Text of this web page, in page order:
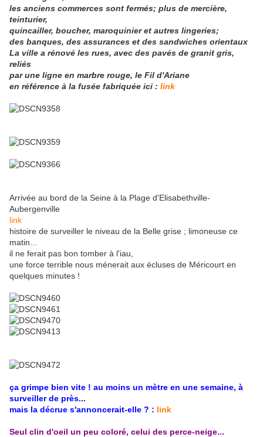
les anciens commerces sont fermés; plus de mercière,
teinturier,
quincailler, boucher, maroquinier et autres lingeries;
des banques, des assurances et des sandwiches orientaux
La ville a rénové les rues, avec des pavés de granit gris,
reliés
par une ligne en marbre rouge, le Fil d'Ariane
en référence à la fusée fabriquée ici : link
Arrivée au bord de la Seine à la Plage d'Elisabethville-
Aubergenville
link
histoire de surveiller le niveau de la Belle grise ; limoneuse ce
matin...
il ne ferait pas bon tomber à l'iau,
une force terrible nous ménerait aux écluses de Méricourt en
quelques minutes !
ça grimpe bien vite ! au moins un mètre en une semaine, à
surveiller de près...
mais la décrue s'annoncerait-elle ? : link
Seul clin d'oeil un peu coloré, celui des perce-neige...